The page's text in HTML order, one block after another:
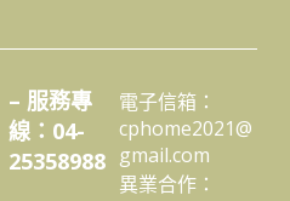
– 服務專
線：04-
25358988
電子信箱：
cphome2021@
gmail.com
異業合作：